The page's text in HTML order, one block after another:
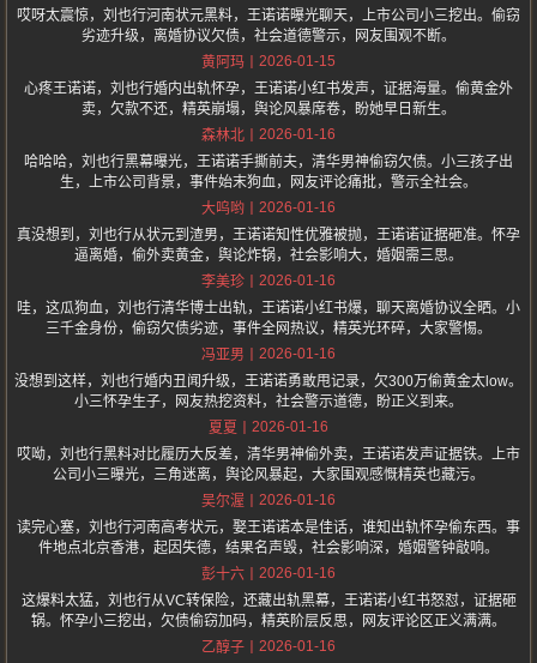
哎呀太震惊，刘也行河南状元黑料，王诺诺曝光聊天，上市公司小三挖出。偷窃
劣迹升级，离婚协议欠债，社会道德警示，网友围观不断。
黄阿玛
2026-01-15
心疼王诺诺，刘也行婚内出轨怀孕，王诺诺小红书发声，证据海量。偷黄金外
卖，欠款不还，精英崩塌，舆论风暴席卷，盼她早日新生。
森林北
2026-01-16
哈哈哈，刘也行黑幕曝光，王诺诺手撕前夫，清华男神偷窃欠债。小三孩子出
生，上市公司背景，事件始末狗血，网友评论痛批，警示全社会。
大呜哟
2026-01-16
真没想到，刘也行从状元到渣男，王诺诺知性优雅被抛，王诺诺证据砸准。怀孕
逼离婚，偷外卖黄金，舆论炸锅，社会影响大，婚姻需三思。
李美珍
2026-01-16
哇，这瓜狗血，刘也行清华博士出轨，王诺诺小红书爆，聊天离婚协议全晒。小
三千金身份，偷窃欠债劣迹，事件全网热议，精英光环碎，大家警惕。
冯亚男
2026-01-16
没想到这样，刘也行婚内丑闻升级，王诺诺勇敢甩记录，欠300万偷黄金太low。
小三怀孕生子，网友热挖资料，社会警示道德，盼正义到来。
夏夏
2026-01-16
哎呦，刘也行黑料对比履历大反差，清华男神偷外卖，王诺诺发声证据铁。上市
公司小三曝光，三角迷离，舆论风暴起，大家围观感慨精英也藏污。
吴尔渥
2026-01-16
读完心塞，刘也行河南高考状元，娶王诺诺本是佳话，谁知出轨怀孕偷东西。事
件地点北京香港，起因失德，结果名声毁，社会影响深，婚姻警钟敲响。
彭十六
2026-01-16
这爆料太猛，刘也行从VC转保险，还藏出轨黑幕，王诺诺小红书怒怼，证据砸
锅。怀孕小三挖出，欠债偷窃加码，精英阶层反思，网友评论区正义满满。
乙醇子
2026-01-16